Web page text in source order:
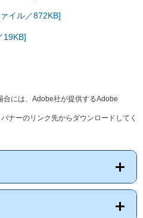
イル／872KB]
19KB]
合には、Adobe社が提供するAdobe
ナーのリンク先からダウンロードしてく